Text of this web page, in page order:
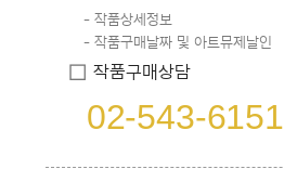
작품상세정보
작품구매날짜 및 아트뮤제날인
작품구매상담
02-543-6151